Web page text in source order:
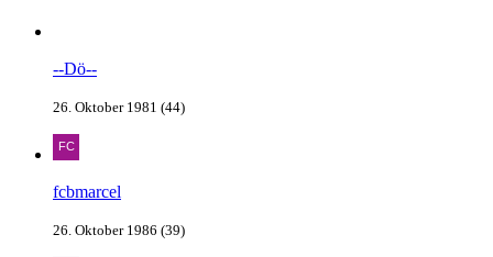
--Dö--
26. Oktober 1981 (44)
fcbmarcel
26. Oktober 1986 (39)